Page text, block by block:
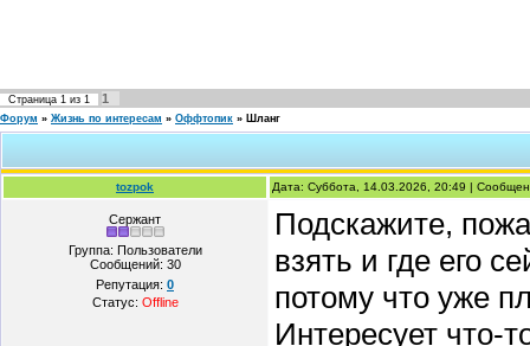
Страница 1 из 1 1
Форум » Жизнь по интересам » Оффтопик » Шланг
tozpok Дата: Суббота, 14.03.2026, 20:49 |
Сержант
Группа: Пользователи
Сообщений: 30
Репутация: 0
Статус: Offline
Подскажите,
взять и где его
потому что уже
Интересует что-